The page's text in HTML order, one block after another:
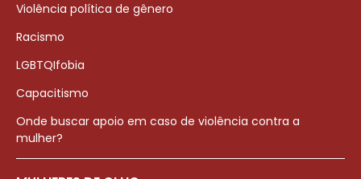
Violência política de gênero
Racismo
LGBTQIfobia
Capacitismo
Onde buscar apoio em caso de violência contra a
mulher?